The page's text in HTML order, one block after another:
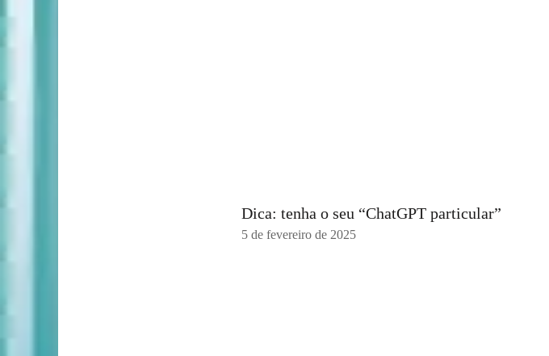
Dica: tenha o seu “ChatGPT particular”
5 de fevereiro de 2025